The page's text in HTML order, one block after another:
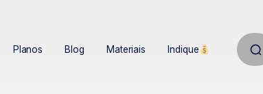
Planos Blog Materiais Indique